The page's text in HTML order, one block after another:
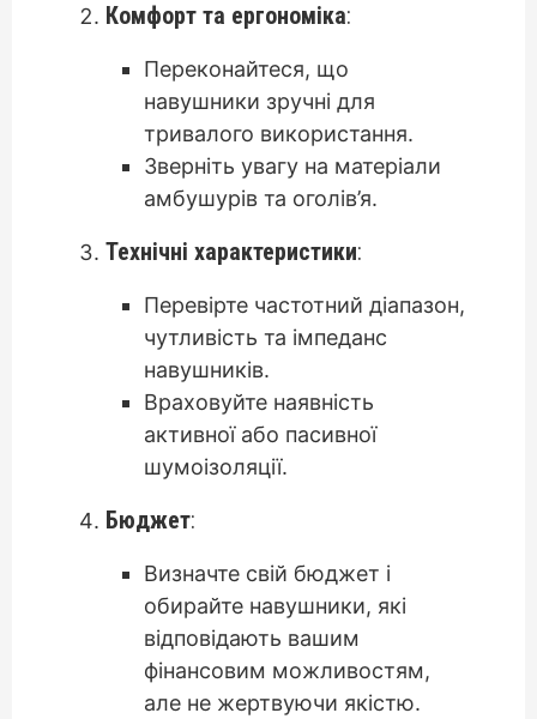
Комфорт та ергономіка:
Переконайтеся, що
навушники зручні для
тривалого використання.
Зверніть увагу на матеріали
амбушурів та оголів’я.
Технічні характеристики:
Перевірте частотний діапазон,
чутливість та імпеданс
навушників.
Враховуйте наявність
активної або пасивної
шумоізоляції.
Бюджет:
Визначте свій бюджет і
обирайте навушники, які
відповідають вашим
фінансовим можливостям,
але не жертвуючи якістю.